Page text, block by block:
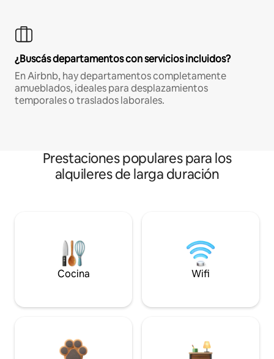
¿Buscás departamentos con servicios incluidos?
En Airbnb, hay departamentos completamente
amueblados, ideales para desplazamientos
temporales o traslados laborales.
Prestaciones populares para los
alquileres de larga duración
Cocina Wifi